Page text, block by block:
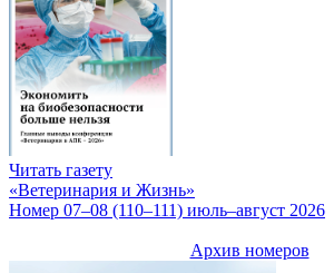
Читать газету
«Ветеринария и Жизнь»
Номер 07–08 (110–111) июль–август 2026
Архив номеров